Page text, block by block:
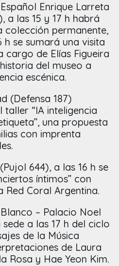
Enrique Larreta
a las 15 y 17 h habrá
colección permanente,
h se sumará una visita
cargo de Elías Figueira
del museo a
escénica.
(Defensa 187)
“IA inteligencia
una propuesta
con imprenta
644), a las 16 h se
íntimos” con
Red Coral Argentina.
– Palacio Noel
sede a las 17 h del ciclo
de la Música
de Laura
Rosa y Hae Yeon Kim.